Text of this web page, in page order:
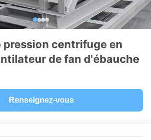
pression centrifuge en
de fan d'ébauche
Renseignez-vous